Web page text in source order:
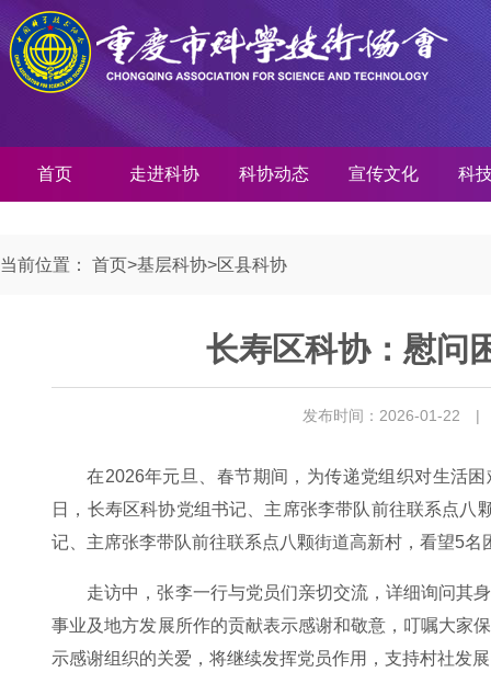
首页 走进科协 科协动态 宣传文化 科
当前位置： 首页>基层科协>区县科协
长寿区科协：慰问
发布时间：2026-01-22 |
在2026年元旦、春节期间，为传递党组织对生活
日，长寿区科协党组书记、主席张李带队前往联系点
记、主席张李带队前往联系点八颗街道高新村，看望5名
走访中，张李一行与党员们亲切交流，详细询问其
事业及地方发展所作的贡献表示感谢和敬意，叮嘱大家
示感谢组织的关爱，将继续发挥党员作用，支持村社发